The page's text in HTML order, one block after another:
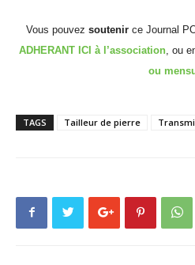
Vous pouvez soutenir ce Journal
ADHERANT ICI à l’association , ou
ou
TAGS Tailleur de pierre